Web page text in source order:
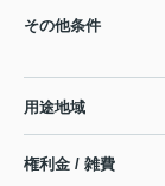
その他条件
用途地域
権利金 / 雑費